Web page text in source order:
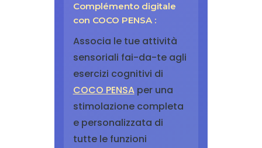
Complémento digitale
con COCO PENSA :
Associa le tue attività
sensoriali fai-da-te agli
esercizi cognitivi di
COCO PENSAper una
stimolazione completa
e personalizzata di
tutte le funzioni